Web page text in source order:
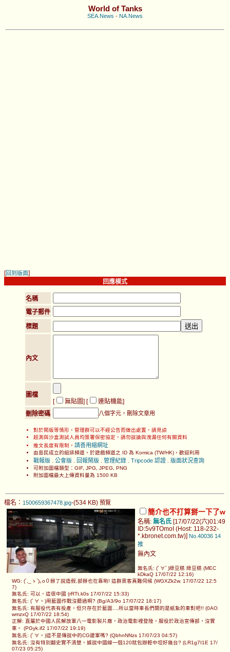
World of Tanks
SEA.News - NA.News
[回到版面]
回應模式
名稱
電子郵件
標題
內文
圖檔
[
無貼圖] [ 連貼機能]
刪除密碼
八個字元，刪除文章用
對於鬧版等情形，管理群可以不經公告而做出處置，請見諒
超測與沙盒測試人員均簽署保密協定，請勿談論與洩漏任何有關資料
推文長度有限制， 請善用縮網址
由島民成立的組排頻道，於遊戲頻道之 ID 為 Komica (TW/HK)，歡迎利用
戰報版 公會版 回報鬧版 管理紀錄 Tripcode 認證 版面狀況查詢
可附加圖檔類型：GIF, JPG, JPEG, PNG
附加圖檔最大上傳資料量為 1500 KB
檔名： 1500659367478.jpg-(534 KB) 預覽
簡介也不打算掰一下了w
名稱: 無名氏 [17/07/22(六)01:49
ID:5v9TOmoI (Host: 118-232-
*.kbronet.com.tw)] No.40036 14
推
無內文
無名氏: (ﾟ∀ﾟ)綠豆糕 綠豆糕 (MEC
kDkaQ 17/07/22 12:16)
WG: (´,_ゝ`)｡o０掰了說造假,部掰也在靠喲! 這群奧客真難伺候 (WGXZk2w. 17/07/22 12:5
7)
無名氏: 可以，這很中國 (rRTt.k0s 17/07/22 15:33)
無名氏: (ﾟ∀。)用藍圖作戰沒聽過啊? (Bg/A3/9o 17/07/22 18:17)
無名氏: 有服役代表有投產，但只存在於藍圖....所以當時車長們開的是紙紮的車對吧!! (0AO
wmzxQ 17/07/22 18:54)
正解: 直屬於中國人民解放軍八一電影製片廠，政治電影裡登陸，服役於政治宣傳部，沒實
車。 (PGyk.if2 17/07/22 19:19)
無名氏: (ﾟ∀。)這不是傳說中的CG建軍嗎? (QbhnNNzs 17/07/23 04:57)
無名氏: 沒有特別翻史實不清楚，據說中國線一個120就包辦輕中坦好幾台? (LR1g7I1E 17/
07/23 05:25)